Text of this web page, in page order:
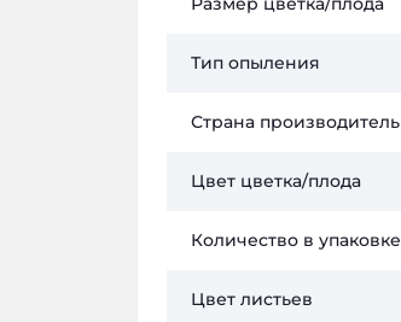
Тип опыления
Страна производитель
Цвет цветка/плода
Количество в упаковке
Цвет листьев